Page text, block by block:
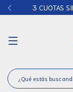
3 CUOTAS